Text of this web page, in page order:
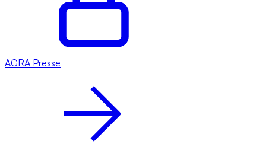
AGRA Presse